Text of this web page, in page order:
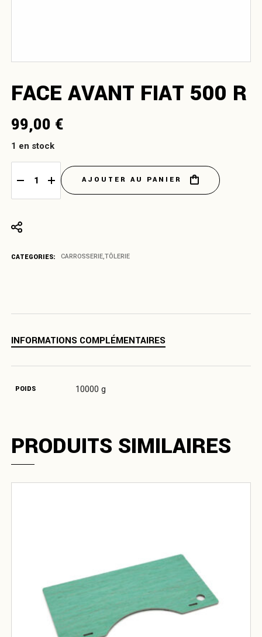
FACE AVANT FIAT 500 R
99,00 €
1 en stock
Face avant Fiat 500 R quantityAJOUTER AU PANIER
CATEGORIES: CARROSSERIE,TÔLERIE
INFORMATIONS COMPLÉMENTAIRES
POIDS 10000 g
PRODUITS SIMILAIRES